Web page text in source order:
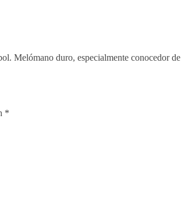
Melómano duro, especialmente conocedor de
*